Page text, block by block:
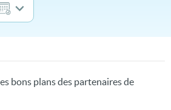
bons plans des partenaires de